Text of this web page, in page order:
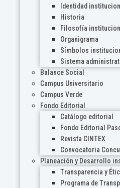
Identidad
Historia
Filosofía
Organigrama
Símbolos
Sistema
Balance Social
Campus Universitario
Campus Verde
Fondo Editorial
Catálogo editorial
Fondo Editorial
Revista CINTEX
Convocatoria
Planeación y Desarrollo
Transparencia y
Programa de